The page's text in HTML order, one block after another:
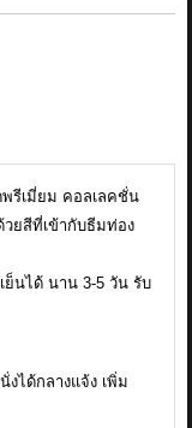
พรีเมี่ยม คอลเลคชั่น
วยสีที่เข้ากับธีมท่อง
ย็นได้ นาน 3-5 วัน รับ
งได้กลางแจ้ง เพิ่ม